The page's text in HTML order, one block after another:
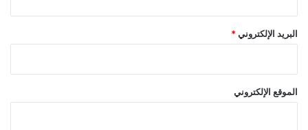
البريد الإلكتروني *
الموقع الإلكتروني